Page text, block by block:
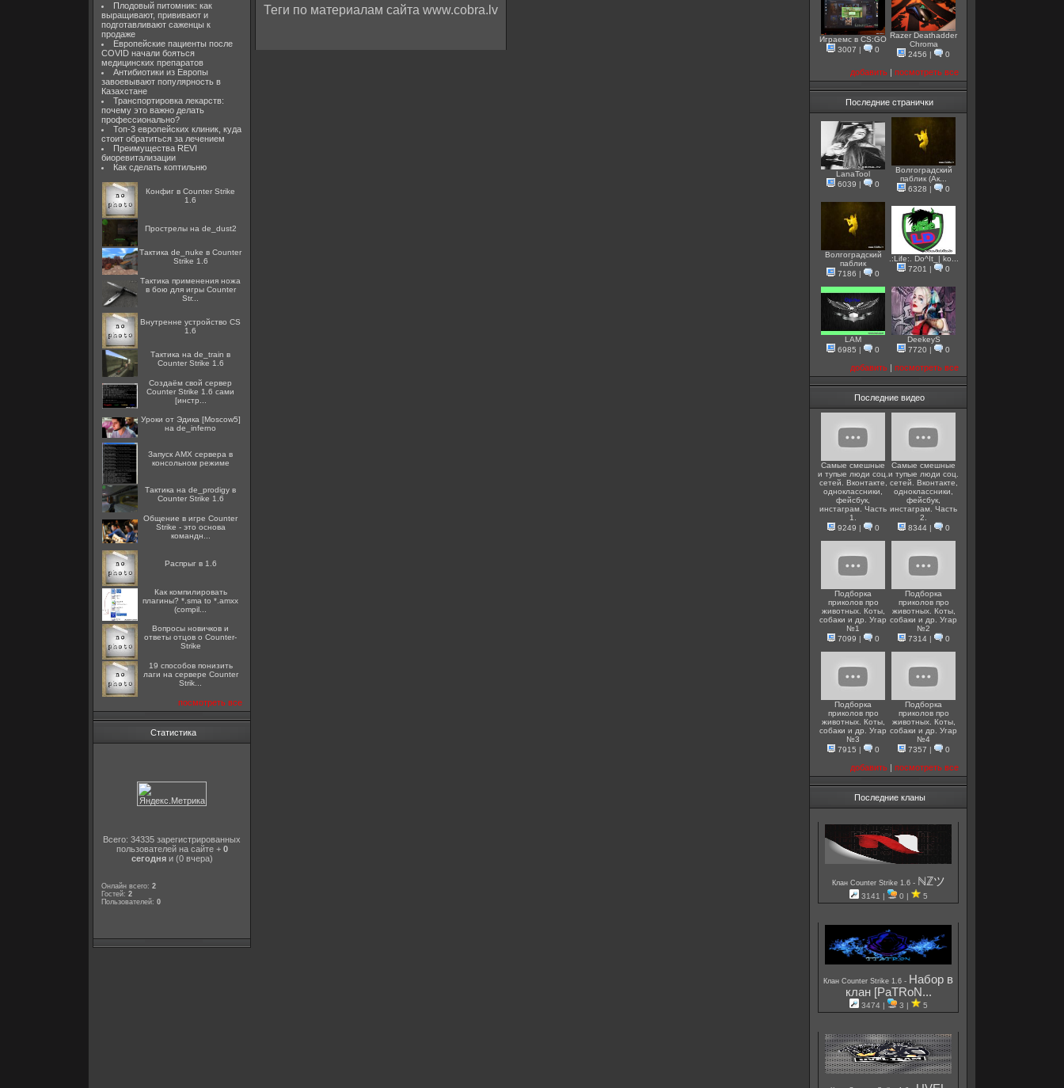
Плодовый питомник: как
выращивают, прививают и
подготавливают саженцы к
продаже
Европейские пациенты после
COVID начали бояться
медицинских препаратов
Антибиотики из Европы
завоевывают популярность в
Казахстане
Транспортировка лекарств:
почему это важно делать
профессионально?
Топ-3 европейских клиник, куда
стоит обратиться за лечением
Преимущества REVI
биоревитализации
Как сделать коптильню
Конфиг в Counter Strike
1.6
Прострелы на de_dust2
Тактика de_nuke в Counter
Strike 1.6
Тактика применения ножа
в бою для игры Counter
Str...
Внутренне устройство CS
1.6
Тактика на de_train в
Counter Strike 1.6
Создаём свой сервер
Counter Strike 1.6 сами
[инстр...
Уроки от Эдика [Moscow5]
на de_inferno
Запуск AMX сервера в
консольном режиме
Тактика на de_prodigy в
Counter Strike 1.6
Общение в игре Counter
Strike - это основа
командн...
Распрыг в 1.6
Как компилировать
плагины? *.sma to *.amxx
(compil...
Вопросы новичков и
ответы отцов о Counter-
Strike
19 способов понизить
лаги на сервере Counter
Strik...
посмотреть все
Статистика
Всего: 34335 зарегистрированных
пользователей на сайте + 0
сегодняи (0 вчера)
Онлайн всего: 2
Гостей: 2
Пользователей: 0
Теги по материалам сайта www.cobra.lv
Играемс в CS:GO
3007 | 0
Razer Deathadder
Chroma
2456 | 0
добавить | посмотреть все
Последние странички
LanaTool
6039 | 0
Волгоградский
паблик (Ак...
6328 | 0
Волгоградский
паблик
7186 | 0
.:Life:. Do^It_| ko...
7201 | 0
LAM
6985 | 0
DeekeyS
7720 | 0
добавить | посмотреть все
Последние видео
Самые смешные
и тупые люди соц.
сетей. Вконтакте,
одноклассники,
фейсбук,
инстаграм. Часть
1.
9249 | 0
Самые смешные
и тупые люди соц.
сетей. Вконтакте,
одноклассники,
фейсбук,
инстаграм. Часть
2.
8344| 0
Подборка
приколов про
животных. Коты,
собаки и др. Угар
№1
7099 | 0
Подборка
приколов про
животных. Коты,
собаки и др. Угар
№2
7314| 0
Подборка
приколов про
животных. Коты,
собаки и др. Угар
№3
7915 | 0
Подборка
приколов про
животных. Коты,
собаки и др. Угар
№4
7357 | 0
добавить | посмотреть все
Последние кланы
Клан Counter Strike 1.6 - ℕℤツ
3141 | 0 | 5
Клан Counter Strike 1.6 - Набор в
клан [PaTRoN...
3474 | 3 | 5